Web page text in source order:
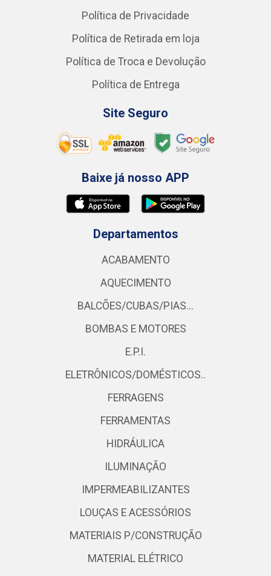
Política de Privacidade
Política de Retirada em loja
Política de Troca e Devolução
Política de Entrega
Site Seguro
Baixe já nosso APP
Departamentos
ACABAMENTO
AQUECIMENTO
BALCÕES/CUBAS/PIAS...
BOMBAS E MOTORES
E.P.I.
ELETRÔNICOS/DOMÉSTICOS..
FERRAGENS
FERRAMENTAS
HIDRÁULICA
ILUMINAÇÃO
IMPERMEABILIZANTES
LOUÇAS E ACESSÓRIOS
MATERIAIS P/CONSTRUÇÃO
MATERIAL ELÉTRICO